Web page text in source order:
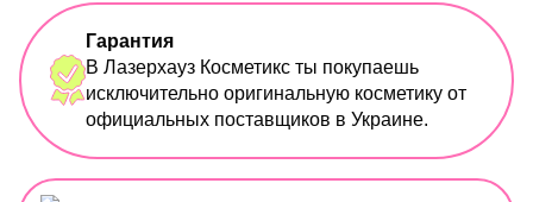
Гарантия
В Лазерхауз Косметикс ты покупаешь
исключительно оригинальную косметику от
официальных поставщиков в Украине.